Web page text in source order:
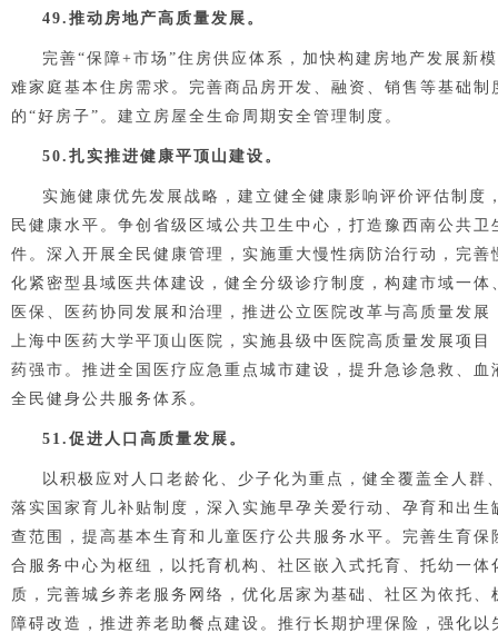
49.推动房地产高质量发展。
完善“保障+市场”住房供应体系，加快构建房地产发展新
难家庭基本住房需求。完善商品房开发、融资、销售等基础
的“好房子”。建立房屋全生命周期安全管理制度。
50.扎实推进健康平顶山建设。
实施健康优先发展战略，建立健全健康影响评价评估制
民健康水平。争创省级区域公共卫生中心，打造豫西南公共
件。深入开展全民健康管理，实施重大慢性病防治行动，完
化紧密型县域医共体建设，健全分级诊疗制度，构建市域一
医保、医药协同发展和治理，推进公立医院改革与高质量发
上海中医药大学平顶山医院，实施县级中医院高质量发展项
药强市。推进全国医疗应急重点城市建设，提升急诊急救、
全民健身公共服务体系。
51.促进人口高质量发展。
以积极应对人口老龄化、少子化为重点，健全覆盖全人
落实国家育儿补贴制度，深入实施早孕关爱行动、孕育和出
查范围，提高基本生育和儿童医疗公共服务水平。完善生育
合服务中心为枢纽，以托育机构、社区嵌入式托育、托幼一
质，完善城乡养老服务网络，优化居家为基础、社区为依托
障碍改造，推进养老助餐点建设。推行长期护理保险，强化